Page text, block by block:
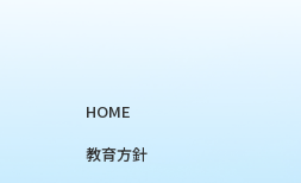
HOME
教育方針